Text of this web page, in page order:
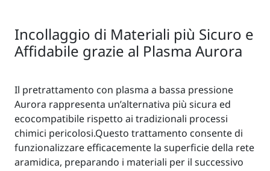
Incollaggio di Materiali più Sicuro e
Affidabile grazie al Plasma Aurora
Il pretrattamento con plasma a bassa pressione
Aurora rappresenta un’alternativa più sicura ed
ecocompatibile rispetto ai tradizionali processi
chimici pericolosi.Questo trattamento consente di
funzionalizzare efficacemente la superficie della rete
aramidica, preparando i materiali per il successivo